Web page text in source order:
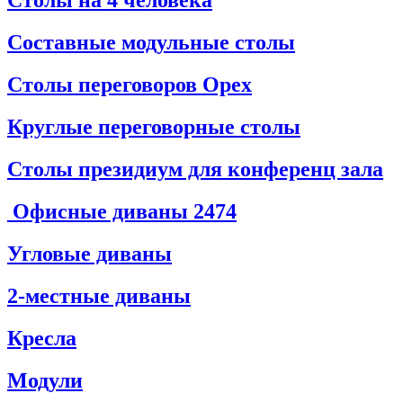
Составные модульные столы
Столы переговоров Орех
Круглые переговорные столы
Столы президиум для конференц зала
Офисные диваны 2474
Угловые диваны
2-местные диваны
Кресла
Модули